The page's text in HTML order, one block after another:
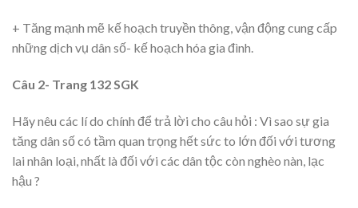
+ Tăng mạnh mẽ kế hoạch truyền thông, vận động cung cấp
những dịch vụ dân số- kế hoạch hóa gia đình.
Câu 2- Trang 132 SGK
Hãy nêu các lí do chính để trả lời cho câu hỏi : Vì sao sự gia
tăng dân số có tầm quan trọng hết sức to lớn đối với tương
lai nhân loại, nhất là đối với các dân tộc còn nghèo nàn, lạc
hậu ?